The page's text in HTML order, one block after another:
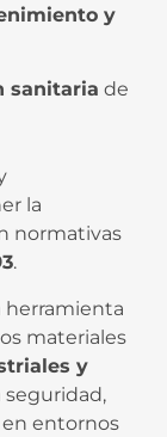
y
sanitaria de
la
normativas
.
herramienta
materiales
y
entornos